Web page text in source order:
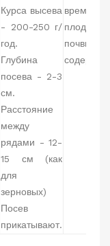
Курса высева
- 200-250 г/
год.
Глубина
посева - 2-3
см.
Расстояние
между
рядами - 12-
15 см (как
для
зерновых)
Посев
прикатывают.
время
почвы.